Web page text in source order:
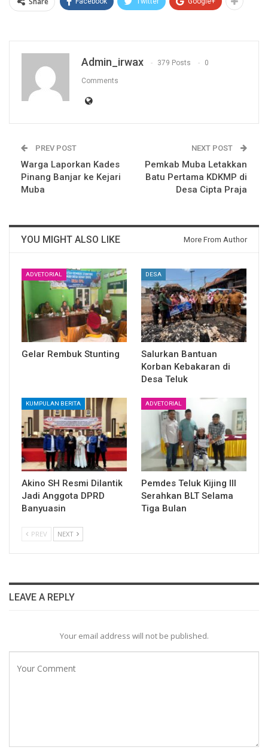
Admin_irwax 379 Posts 0
Comments
PREV POST
Warga Laporkan Kades
Pinang Banjar ke Kejari
Muba
NEXT POST
Pemkab Muba Letakkan
Batu Pertama KDKMP di
Desa Cipta Praja
YOU MIGHT ALSO LIKE More From Author
ADVETORIAL
Gelar Rembuk Stunting
DESA
Salurkan Bantuan
Korban Kebakaran di
Desa Teluk
KUMPULAN BERITA
Akino SH Resmi Dilantik
Jadi Anggota DPRD
Banyuasin
ADVETORIAL
Pemdes Teluk Kijing III
Serahkan BLT Selama
Tiga Bulan
PREV NEXT
LEAVE A REPLY
Your email address will not be published.